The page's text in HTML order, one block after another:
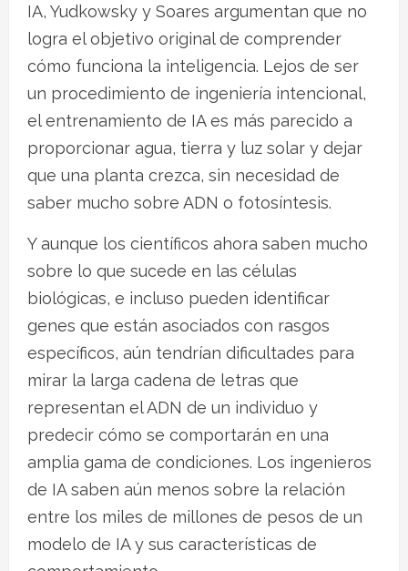
IA, Yudkowsky y Soares argumentan que no
logra el objetivo original de comprender
cómo funciona la inteligencia. Lejos de ser
un procedimiento de ingeniería intencional,
el entrenamiento de IA es más parecido a
proporcionar agua, tierra y luz solar y dejar
que una planta crezca, sin necesidad de
saber mucho sobre ADN o fotosíntesis.
Y aunque los científicos ahora saben mucho
sobre lo que sucede en las células
biológicas, e incluso pueden identificar
genes que están asociados con rasgos
específicos, aún tendrían dificultades para
mirar la larga cadena de letras que
representan el ADN de un individuo y
predecir cómo se comportarán en una
amplia gama de condiciones. Los ingenieros
de IA saben aún menos sobre la relación
entre los miles de millones de pesos de un
modelo de IA y sus características de